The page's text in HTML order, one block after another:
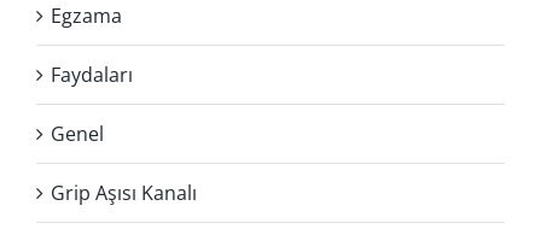
Egzama
Faydaları
Genel
Grip Aşısı Kanalı